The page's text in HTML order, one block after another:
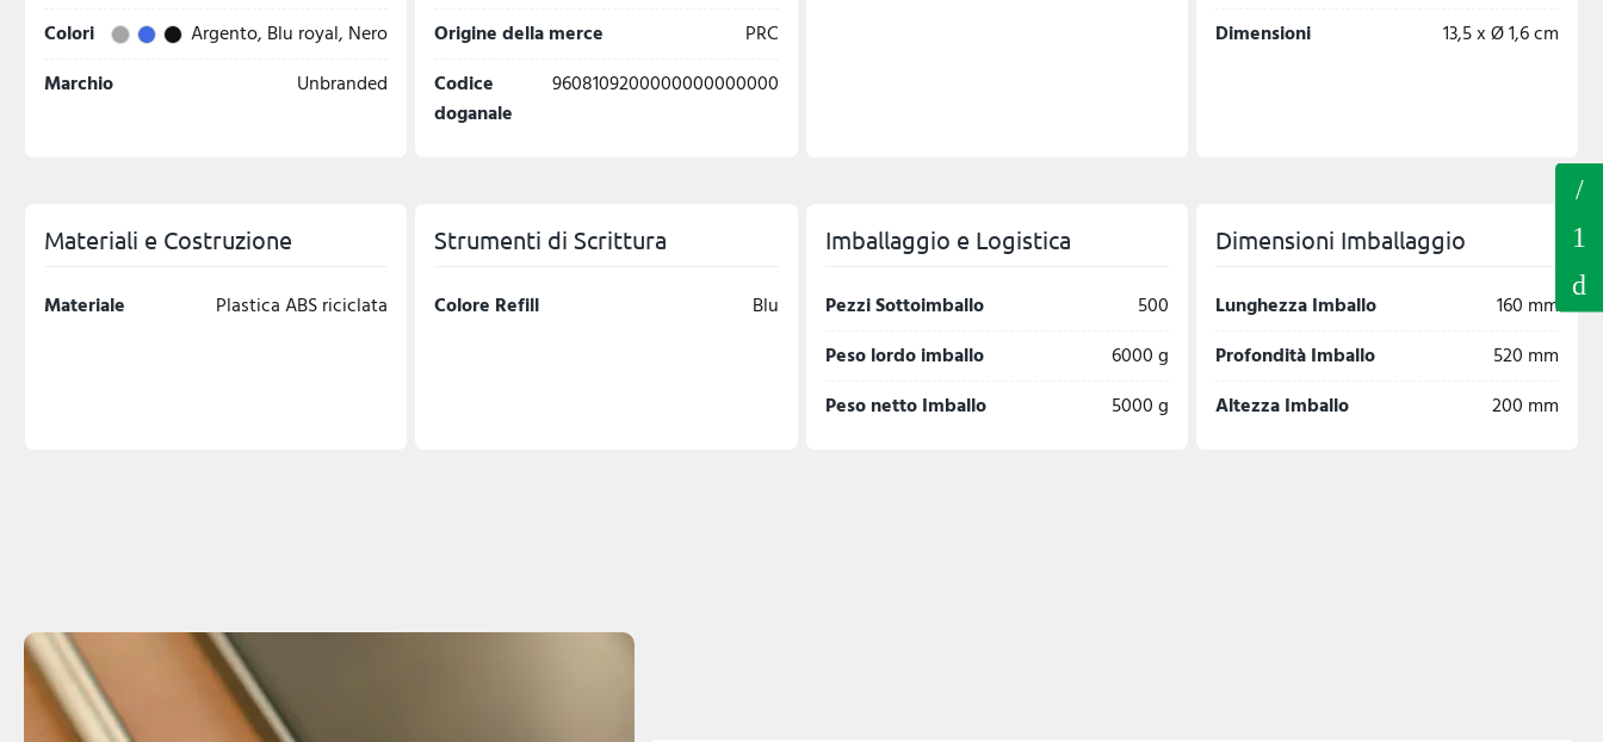
Colori
Argento, Blu royal, Nero
Marchio
Unbranded
Origine della merce
PRC
Codice
doganale
9608109200000000000000
Dimensioni
13,5 x Ø 1,6 cm
Materiali e Costruzione
Materiale Plastica ABS riciclata
Strumenti di Scrittura
Colore Refill Blu
Imballaggio e Logistica
Pezzi Sottoimballo
500
Peso lordo imballo
6000 g
Peso netto Imballo
5000 g
Dimensioni Imballaggio
Lunghezza Imballo
160 mm
Profondità Imballo
520 mm
Altezza Imballo
200 mm